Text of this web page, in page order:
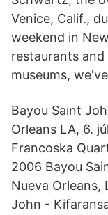
Venice, Calif.,
weekend in
restaurants
museums,
Bayou Saint
Orleans LA, 6.
Francoska
2006 Bayou
Nueva Orleans,
John -